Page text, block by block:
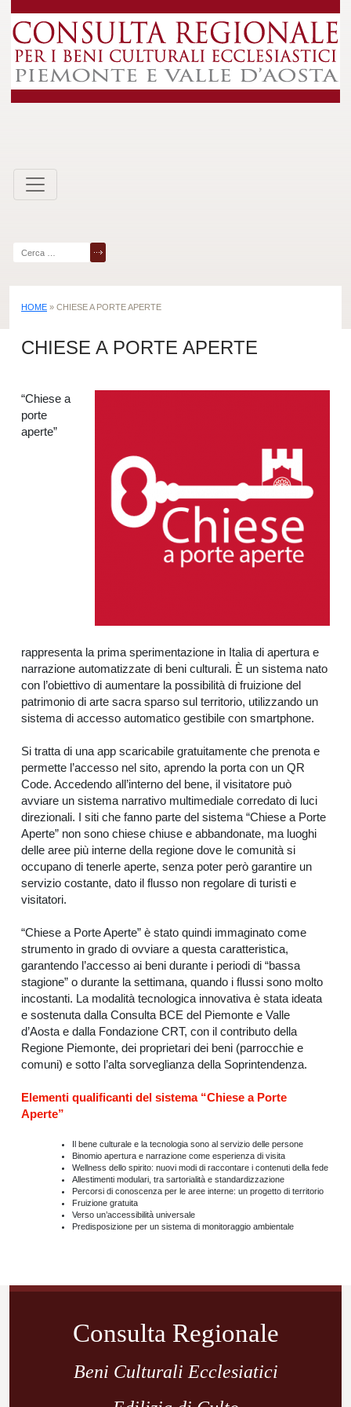
to
content
per:
HOME » CHIESE A PORTE APERTE
CHIESE A PORTE APERTE
“Chiese a
porte
aperte”
rappresenta la prima sperimentazione in Italia di apertura e
narrazione automatizzate di beni culturali. È un sistema nato
con l’obiettivo di aumentare la possibilità di fruizione del
patrimonio di arte sacra sparso sul territorio, utilizzando un
sistema di accesso automatico gestibile con smartphone.
Si tratta di una app scaricabile gratuitamente che prenota e
permette l’accesso nel sito, aprendo la porta con un QR
Code. Accedendo all’interno del bene, il visitatore può
avviare un sistema narrativo multimediale corredato di luci
direzionali. I siti che fanno parte del sistema “Chiese a Porte
Aperte” non sono chiese chiuse e abbandonate, ma luoghi
delle aree più interne della regione dove le comunità si
occupano di tenerle aperte, senza poter però garantire un
servizio costante, dato il flusso non regolare di turisti e
visitatori.
“Chiese a Porte Aperte” è stato quindi immaginato come
strumento in grado di ovviare a questa caratteristica,
garantendo l’accesso ai beni durante i periodi di “bassa
stagione” o durante la settimana, quando i flussi sono molto
incostanti. La modalità tecnologica innovativa è stata ideata
e sostenuta dalla Consulta BCE del Piemonte e Valle
d’Aosta e dalla Fondazione CRT, con il contributo della
Regione Piemonte, dei proprietari dei beni (parrocchie e
comuni) e sotto l’alta sorveglianza della Soprintendenza.
Elementi qualificanti del sistema “Chiese a Porte
Aperte”
Il bene culturale e la tecnologia sono al servizio delle persone
Binomio apertura e narrazione come esperienza di visita
Wellness dello spirito: nuovi modi di raccontare i contenuti della fede
Allestimenti modulari, tra sartorialità e standardizzazione
Percorsi di conoscenza per le aree interne: un progetto di territorio
Fruizione gratuita
Verso un’accessibilità universale
Predisposizione per un sistema di monitoraggio ambientale
Navigazione
Consulta Regionale
Beni Culturali Ecclesiatici